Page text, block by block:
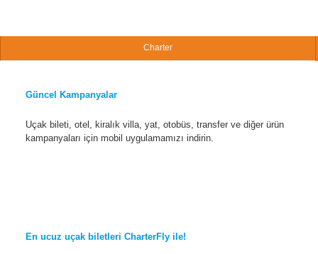
Charter
Güncel Kampanyalar
Uçak bileti, otel, kiralık villa, yat, otobüs, transfer ve diğer ürün
kampanyaları için mobil uygulamamızı indirin.
En ucuz uçak biletleri CharterFly ile!